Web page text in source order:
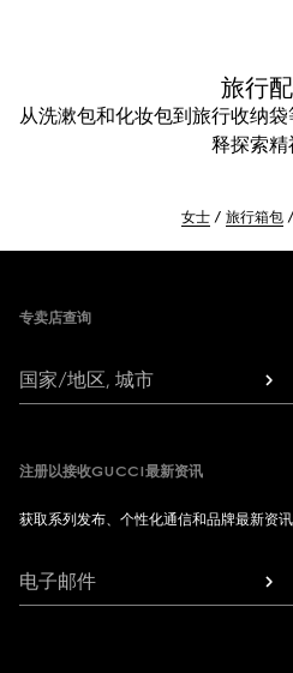
旅行
从洗漱包和化妆包到旅行收纳
释探索精
女士 旅行箱包
专卖店查询
国家/地区, 城市
注册以接收GUCCI最新资讯
获取系列发布、个性化通信和品牌最新资讯
电子邮件